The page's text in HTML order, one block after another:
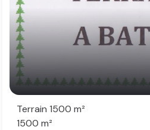
Terrain 1500 m²
1500 m²